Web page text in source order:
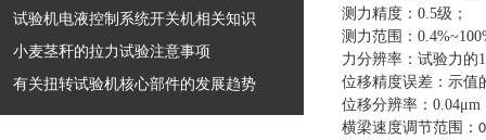
试验机电液控制系统开关机相关知识
小麦茎秆的拉力试验注意事项
有关扭转试验机核心部件的发展趋势
测力精度 ： 0.5级 ；
测力范围 ：
力分辨率 ： 试验力的
位移精度误差 ： 示值
位移分辨率 ： 0.04μm
横梁速度调节范围：